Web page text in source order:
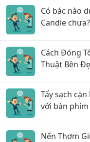
Có bác nào
Candle
Cách Đóng
Thuật Bền
Tẩy sạch
với bàn
Nến Thơm